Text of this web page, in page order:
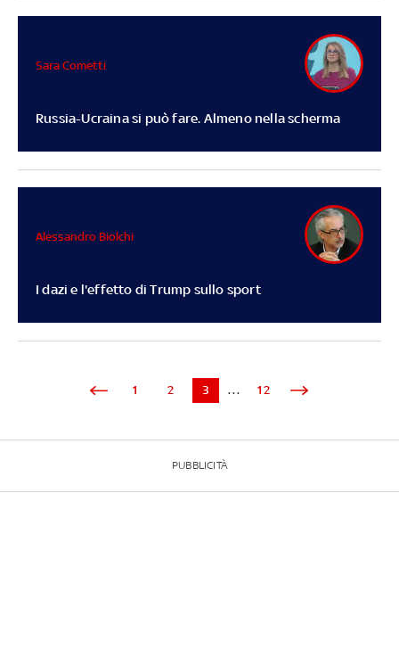
Russia-Ucraina si può fare. Almeno nella scherma
Sara Cometti
I dazi e l'effetto di Trump sullo sport
Alessandro Biolchi
1 2 3 ... 12
PUBBLICITÀ